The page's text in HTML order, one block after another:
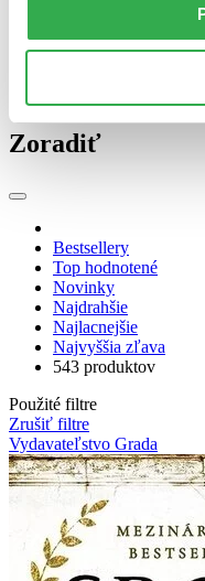
E-kniha: EPUB
Audiokniha: MP3
Zoradiť
Bestsellery
Top hodnotené
Novinky
Najdrahšie
Najlacnejšie
Najvyššia zľava
543 produktov
Použité filtre
Zrušiť filtre
Vydavateľstvo Grada